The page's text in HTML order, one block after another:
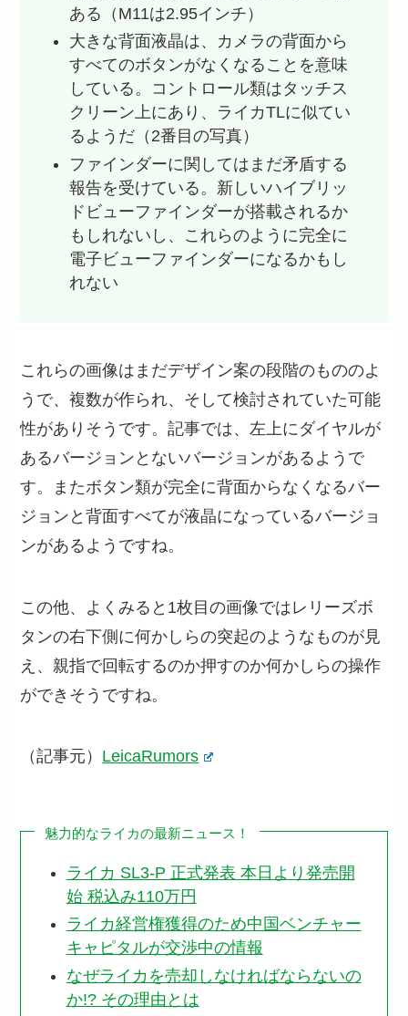
ある（M11は2.95インチ）
大きな背面液晶は、カメラの背面から
すべてのボタンがなくなることを意味
している。コントロール類はタッチス
クリーン上にあり、ライカTLに似てい
るようだ（2番目の写真）
ファインダーに関してはまだ矛盾する
報告を受けている。新しいハイブリッ
ドビューファインダーが搭載されるか
もしれないし、これらのように完全に
電子ビューファインダーになるかもし
れない
これらの画像はまだデザイン案の段階のもののよ
うで、複数が作られ、そして検討されていた可能
性がありそうです。記事では、左上にダイヤルが
あるバージョンとないバージョンがあるようで
す。またボタン類が完全に背面からなくなるバー
ジョンと背面すべてが液晶になっているバージョ
ンがあるようですね。
この他、よくみると1枚目の画像ではレリーズボ
タンの右下側に何かしらの突起のようなものが見
え、親指で回転するのか押すのか何かしらの操作
ができそうですね。
（記事元） LeicaRumors
魅力的なライカの最新ニュース！
ライカ SL3-P 正式発表 本日より発売開
始 税込み110万円
ライカ経営権獲得のため中国ベンチャー
キャピタルが交渉中の情報
なぜライカを売却しなければならないの
か!? その理由とは